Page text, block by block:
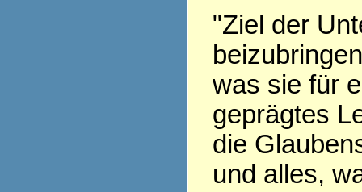
"Ziel der
was sie für
geprägtes
die
und alles,